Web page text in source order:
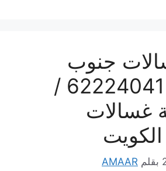
جنوب
الجهراء / 62224041 /
غسالات
بقلم AMAAR